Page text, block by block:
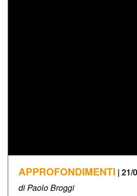
APPROFONDIMENTI | 21/
di Paolo Broggi